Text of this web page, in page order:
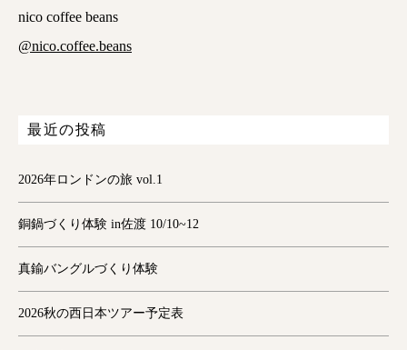
nico coffee beans
@nico.coffee.beans
最近の投稿
2026年ロンドンの旅 vol.1
銅鍋づくり体験 in佐渡 10/10~12
真鍮バングルづくり体験
2026秋の西日本ツアー予定表